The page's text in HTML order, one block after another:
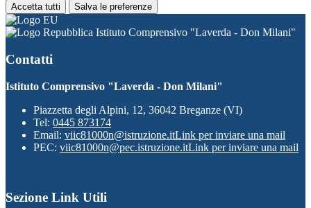
Accetta tutti Salva le preferenze
Istituto Comprensivo "Laverda - Don Milani"
Contatti
Istituto Comprensivo "Laverda - Don Milani"
Piazzetta degli Alpini, 12, 36042 Breganze (VI)
Tel: 0445 873174
Email: viic81000n@istruzione.itLink per inviare una mail
PEC: viic81000n@pec.istruzione.itLink per inviare una mail
Sezione Link Utili